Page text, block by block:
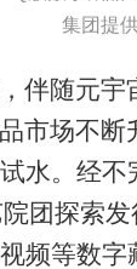
集团提
伴随元宇
市场不断
水。经不
团探索
频等数